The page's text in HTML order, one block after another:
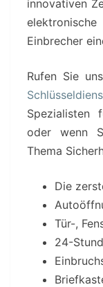
innovativen
Einbrecher
Rufen Sie
Spezialisten
oder wenn
Thema
Die
Tür-,
24-